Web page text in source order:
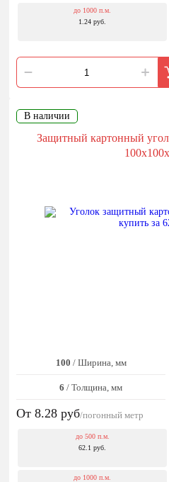
до 1000 п.м.
1.24 руб.
В наличии
Защитный картонный
100 / Ширина, мм
6 / Толщина, мм
От 8.28 руб/погонный метр
до 500 п.м.
62.1 руб.
до 1000 п.м.